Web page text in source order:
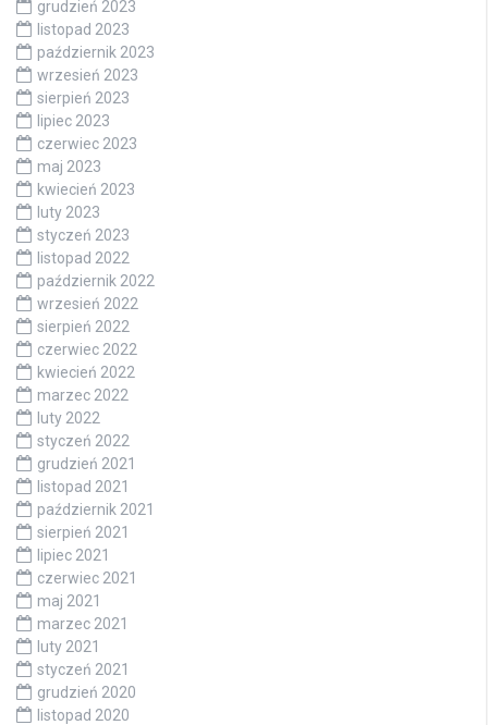
grudzień 2023
listopad 2023
październik 2023
wrzesień 2023
sierpień 2023
lipiec 2023
czerwiec 2023
maj 2023
kwiecień 2023
luty 2023
styczeń 2023
listopad 2022
październik 2022
wrzesień 2022
sierpień 2022
czerwiec 2022
kwiecień 2022
marzec 2022
luty 2022
styczeń 2022
grudzień 2021
listopad 2021
październik 2021
sierpień 2021
lipiec 2021
czerwiec 2021
maj 2021
marzec 2021
luty 2021
styczeń 2021
grudzień 2020
listopad 2020